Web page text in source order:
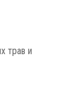
трав и